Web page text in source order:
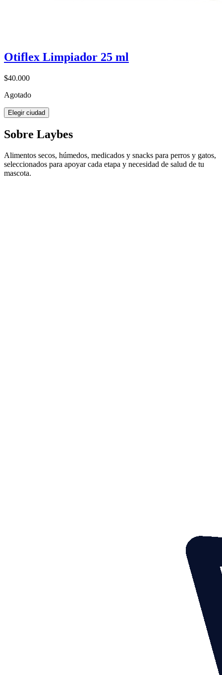
Otiflex Limpiador 25 ml
$40.000
Agotado
Elegir ciudad
Sobre Laybes
Alimentos secos, húmedos, medicados y snacks para perros y gatos,
seleccionados para apoyar cada etapa y necesidad de salud de tu
mascota.